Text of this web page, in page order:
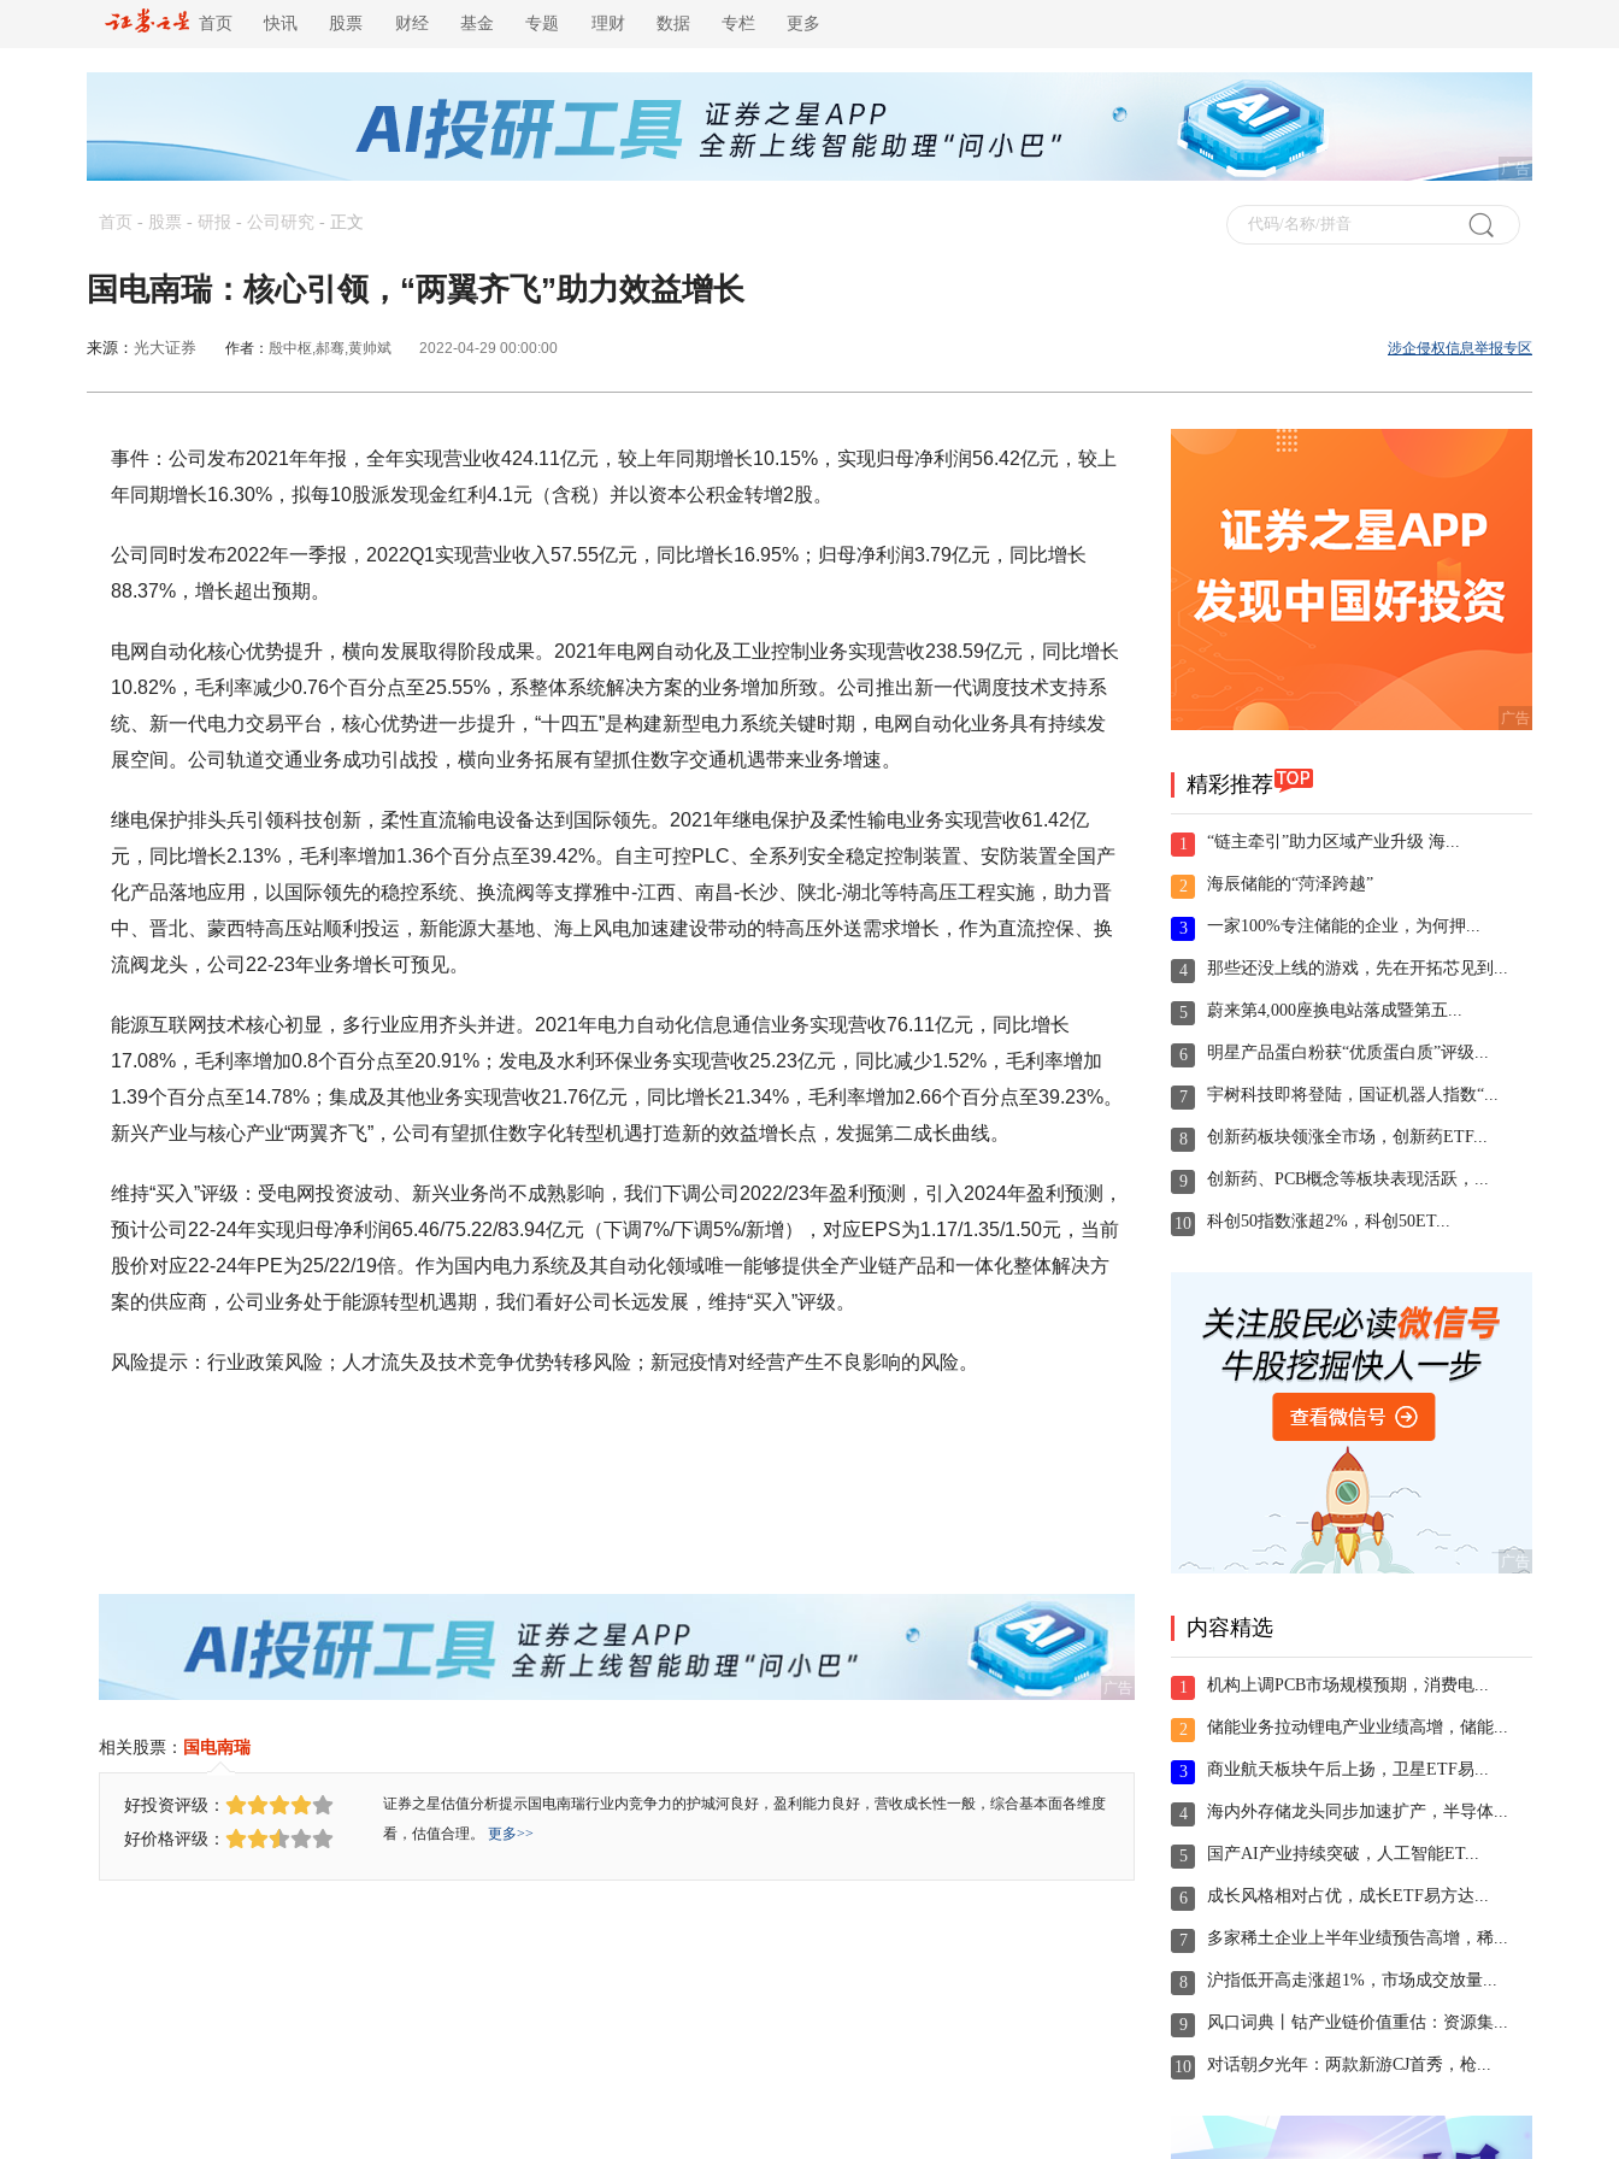
首页 快讯 股票 财经 基金 专题 理财 数据 专栏 更多
广告
首页 - 股票 - 研报 - 公司研究 - 正文
国电南瑞：核心引领，“两翼齐飞”助力效益增长
来源： 光大证券 作者： 殷中枢,郝骞,黄帅斌 2022-04-29 00:00:00 涉企侵权信息举报专区
事件：公司发布2021年年报，全年实现营业收424.11亿元，较上年同期增长10.15%，实现归母净利润56.42亿元，较上
年同期增长16.30%，拟每10股派发现金红利4.1元（含税）并以资本公积金转增2股。
公司同时发布2022年一季报，2022Q1实现营业收入57.55亿元，同比增长16.95%；归母净利润3.79亿元，同比增长
88.37%，增长超出预期。
电网自动化核心优势提升，横向发展取得阶段成果。2021年电网自动化及工业控制业务实现营收238.59亿元，同比增长
10.82%，毛利率减少0.76个百分点至25.55%，系整体系统解决方案的业务增加所致。公司推出新一代调度技术支持系
统、新一代电力交易平台，核心优势进一步提升，“十四五”是构建新型电力系统关键时期，电网自动化业务具有持续发
展空间。公司轨道交通业务成功引战投，横向业务拓展有望抓住数字交通机遇带来业务增速。
继电保护排头兵引领科技创新，柔性直流输电设备达到国际领先。2021年继电保护及柔性输电业务实现营收61.42亿
元，同比增长2.13%，毛利率增加1.36个百分点至39.42%。自主可控PLC、全系列安全稳定控制装置、安防装置全国产
化产品落地应用，以国际领先的稳控系统、换流阀等支撑雅中-江西、南昌-长沙、陕北-湖北等特高压工程实施，助力晋
中、晋北、蒙西特高压站顺利投运，新能源大基地、海上风电加速建设带动的特高压外送需求增长，作为直流控保、换
流阀龙头，公司22-23年业务增长可预见。
能源互联网技术核心初显，多行业应用齐头并进。2021年电力自动化信息通信业务实现营收76.11亿元，同比增长
17.08%，毛利率增加0.8个百分点至20.91%；发电及水利环保业务实现营收25.23亿元，同比减少1.52%，毛利率增加
1.39个百分点至14.78%；集成及其他业务实现营收21.76亿元，同比增长21.34%，毛利率增加2.66个百分点至39.23%。
新兴产业与核心产业“两翼齐飞”，公司有望抓住数字化转型机遇打造新的效益增长点，发掘第二成长曲线。
维持“买入”评级：受电网投资波动、新兴业务尚不成熟影响，我们下调公司2022/23年盈利预测，引入2024年盈利预测，
预计公司22-24年实现归母净利润65.46/75.22/83.94亿元（下调7%/下调5%/新增），对应EPS为1.17/1.35/1.50元，当前
股价对应22-24年PE为25/22/19倍。作为国内电力系统及其自动化领域唯一能够提供全产业链产品和一体化整体解决方
案的供应商，公司业务处于能源转型机遇期，我们看好公司长远发展，维持“买入”评级。
风险提示：行业政策风险；人才流失及技术竞争优势转移风险；新冠疫情对经营产生不良影响的风险。
广告
相关股票： 国电南瑞
好投资评级：
好价格评级：
证券之星估值分析提示国电南瑞行业内竞争力的护城河良好，盈利能力良好，营收成长性一般，综合基本面各维度
看，估值合理。 更多>>
精彩推荐
1 “链主牵引”助力区域产业升级 海...
2 海辰储能的“菏泽跨越”
3 一家100%专注储能的企业，为何押...
4 那些还没上线的游戏，先在开拓芯见到...
5 蔚来第4,000座换电站落成暨第五...
6 明星产品蛋白粉获“优质蛋白质”评级...
7 宇树科技即将登陆，国证机器人指数“...
8 创新药板块领涨全市场，创新药ETF...
9 创新药、PCB概念等板块表现活跃，...
10 科创50指数涨超2%，科创50ET...
内容精选
1 机构上调PCB市场规模预期，消费电...
2 储能业务拉动锂电产业业绩高增，储能...
3 商业航天板块午后上扬，卫星ETF易...
4 海内外存储龙头同步加速扩产，半导体...
5 国产AI产业持续突破，人工智能ET...
6 成长风格相对占优，成长ETF易方达...
7 多家稀土企业上半年业绩预告高增，稀...
8 沪指低开高走涨超1%，市场成交放量...
9 风口词典丨钴产业链价值重估：资源集...
10 对话朝夕光年：两款新游CJ首秀，枪...